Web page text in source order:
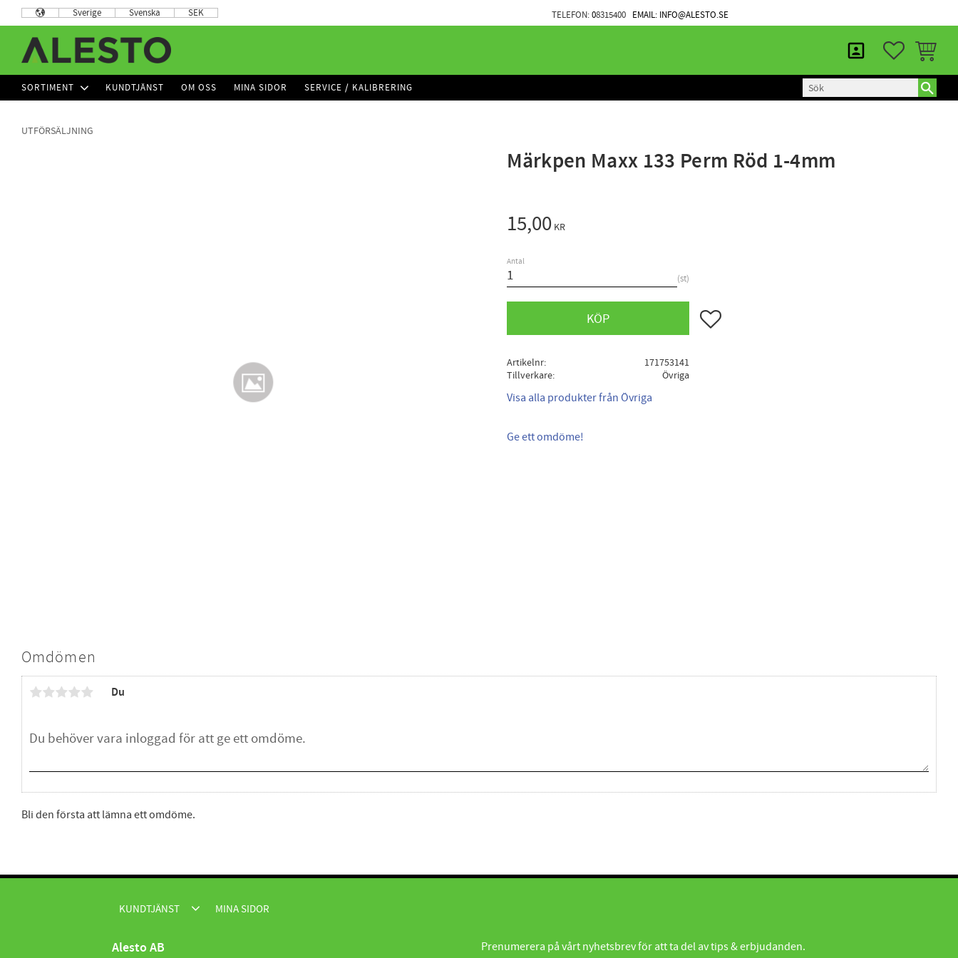
Sverige Svenska SEK TELEFON:08315400 EMAIL: INFO@ALESTO.SE
FAVORITER
SORTIMENT KUNDTJÄNST OM OSS MINA SIDOR SERVICE / KALIBRERING
UTFÖRSÄLJNING
Märkpen Maxx 133 Perm Röd 1-4mm
15,00KR
Antal
st
KÖP Lägg till i favoriter
Artikelnr
171753141
Tillverkare
Övriga
Visa alla produkter från Övriga
Ge ett omdöme!
Omdömen
Du
Bli den första att lämna ett omdöme.
KUNDTJÄNST MINA SIDOR
Alesto AB Prenumerera på vårt nyhetsbrev för att ta del av tips & erbjudanden.